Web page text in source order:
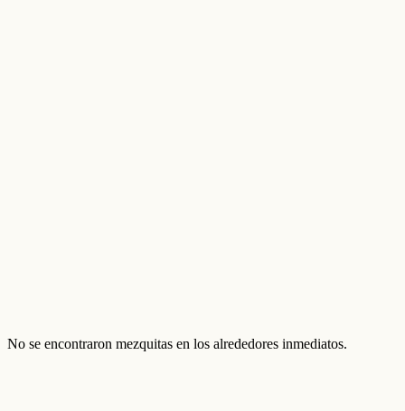
No se encontraron mezquitas en los alrededores inmediatos.